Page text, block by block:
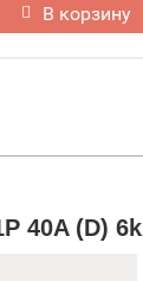
В корзину
40A (D)